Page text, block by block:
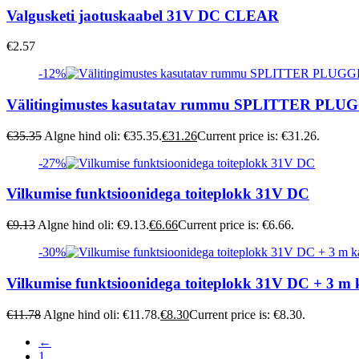
Valgusketi jaotuskaabel 31V DC CLEAR
€2.57
-12%
Välitingimustes kasutatav rummu SPLITTER
€35.35 Algne hind oli: €35.35.€31.26Current price is: €31.26.
-27%
Vilkumise funktsioonidega toiteplokk 31V DC
€9.13 Algne hind oli: €9.13.€6.66Current price is: €6.66.
-30%
Vilkumise funktsioonidega toiteplokk 31V DC + 3 m
€11.78 Algne hind oli: €11.78.€8.30Current price is: €8.30.
←
1